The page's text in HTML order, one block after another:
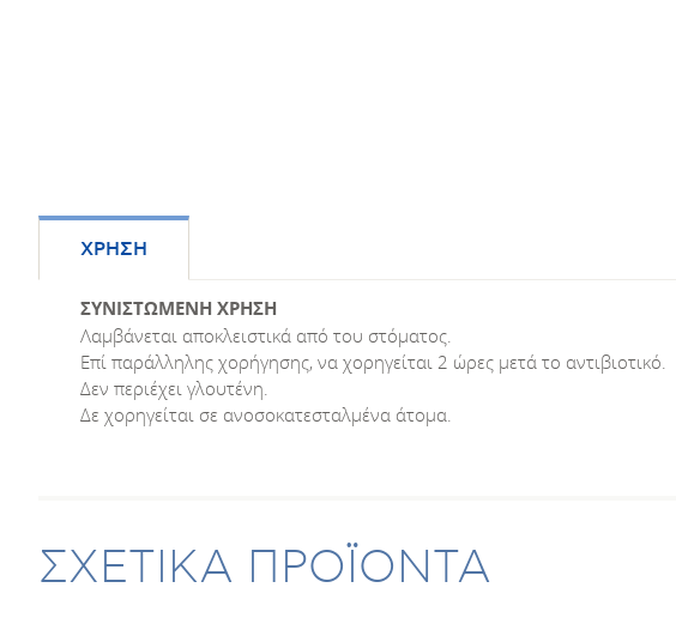
ΧΡΗΣΗ
ΣΥΝΙΣΤΩΜΕΝΗ ΧΡΗΣΗ
Λαμβάνεται αποκλειστικά από του στόματος.
Επί παράλληλης χορήγησης, να χορηγείται 2 ώρες μετά το αντιβιοτικό.
Δεν περιέχει γλουτένη.
Δε χορηγείται σε ανοσοκατεσταλμένα άτομα.
ΣΧΕΤΙΚΑ ΠΡΟΪΟΝΤΑ